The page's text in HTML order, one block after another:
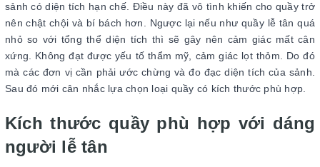
sảnh có diện tích hạn chế. Điều này đã vô tình khiến cho quầy trở
nên chật chội và bí bách hơn. Ngược lại nếu như quầy lễ tân quá
nhỏ so với tổng thể diện tích thì sẽ gây nên cảm giác mất cân
xứng. Không đạt được yếu tố thẩm mỹ, cảm giác lọt thỏm. Do đó
mà các đơn vị cần phải ước chừng và đo đạc diện tích của sảnh.
Sau đó mới cân nhắc lựa chọn loại quầy có kích thước phù hợp.
Kích thước quầy phù hợp với dáng
người lễ tân